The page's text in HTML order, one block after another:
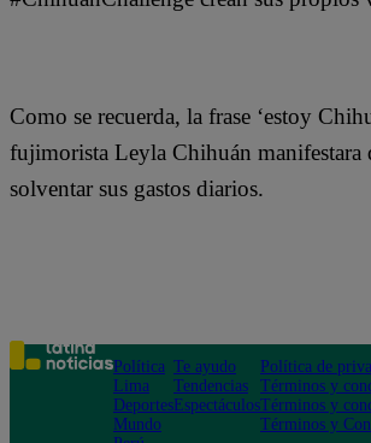
Como se recuerda, la frase ‘estoy
fujimorista Leyla Chihuán manifestara
solventar sus gastos diarios.
Política
Lima
Deportes
Mundo
Te ayudo
Tendencias
Espectáculos
Política de
Términos y
Términos y
Términos y